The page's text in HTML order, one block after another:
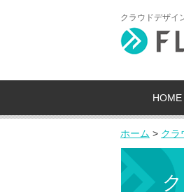
クラウドデザイ
HOME
ホーム > クラ